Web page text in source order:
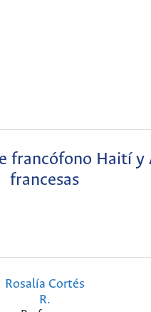
francófono Haití
francesas
Rosalía Cortés
R.